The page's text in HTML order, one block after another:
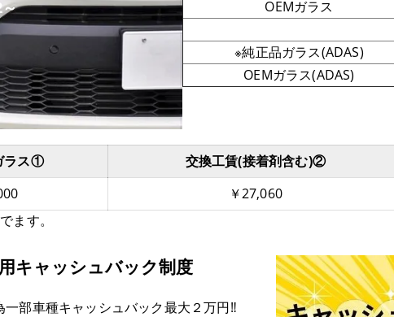
OEMガラス
※純正品ガラス(ADAS)
OEMガラス(ADAS)
ラス① 交換工賃(接着剤含む)②
￥27,060
ます。
キャッシュバック制度
部車種キャッシュバック最大２万円‼